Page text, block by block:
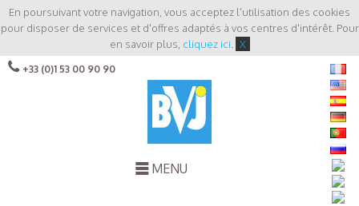
En poursuivant votre navigation, vous acceptez l'utilisation des cookies
pour disposer de services et d'offres adaptés à vos centres d'intérêt. Pour
en savoir plus, cliquez ici X
+33 (0)1 53 00 90 90
MENU